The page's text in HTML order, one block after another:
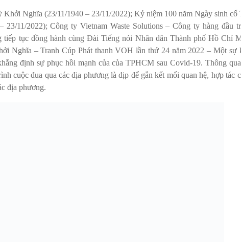
Nghĩa (23/11/1940 – 23/11/2022); Kỷ niệm 100 năm Ngày sinh cố
11/2022); Công ty Vietnam Waste Solutions – Công ty hàng đầu
tục đồng hành cùng Đài Tiếng nói Nhân dân Thành phố Hồ Chí
Nghĩa – Tranh Cúp Phát thanh VOH lần thứ 24 năm 2022 – Một sự
định sự phục hồi mạnh của của TPHCM sau Covid-19. Thông
cuộc đua qua các địa phương là dịp để gắn kết mối quan hệ, hợp tác
địa phương.